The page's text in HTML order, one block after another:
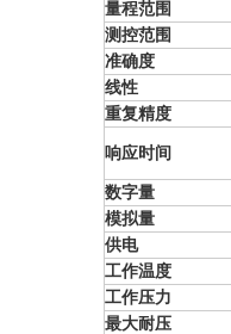
量程范围
测控范围
准确度
线性
重复精度
响应时间
数字量
模拟量
供电
工作温度
工作压力
最大耐压